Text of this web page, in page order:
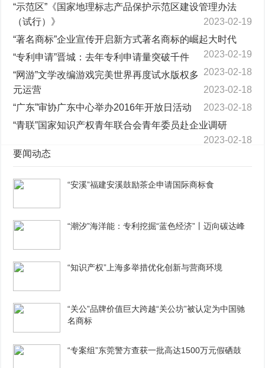
“示范区”《国家地理标志产品保护示范区建设管理办法
（试行）》
2023-02-19
“著名商标”企业宣传开启新方式著名商标的崛起大时代
2023-02-19
“专利申请”晋城：去年专利申请量突破千件
2023-02-18
“网游”文学改编游戏完美世界再度试水版权多
元运营
2023-02-18
“广东”审协广东中心举办2016年开放日活动
2023-02-18
“青联”国家知识产权青年联合会青年委员赴企业调研
2023-02-18
要闻动态
“安溪”福建安溪鼓励茶企申请国际商标食
“潮汐”海洋能：专利挖掘“蓝色经济”丨迈向碳达峰
“知识产权”上海多举措优化创新与营商环境
“关公”品牌价值巨大跨越“关公坊”被认定为中国驰
名商标
“专案组”东莞警方查获一批高达1500万元假硒鼓